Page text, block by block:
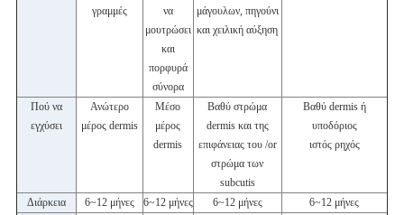
γραμμές
να
μουτρώσει
και
πορφυρά
σύνορα
μάγουλων, πηγούνι
και χειλική αύξηση
Πού να
εγχύσει
Ανώτερο
μέρος dermis
Μέσο
μέρος
dermis
Βαθύ στρώμα
dermis και της
επιφάνειας του /or
στρώμα των
subcutis
Βαθύ dermis ή
υποδόριος
ιστός ρηχός
Διάρκεια 6~12 μήνες 6~12 μήνες 6~12 μήνες
6~12 μήνες